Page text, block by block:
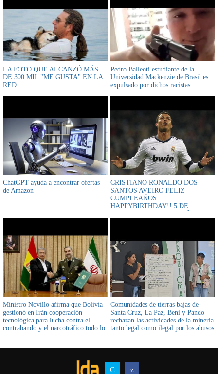
LA FOTO QUE ALCANZÓ MÁS
DE 300 MIL "ME GUSTA" EN LA
RED
Pedro Balleoti estudiante de la
Universidad Mackenzie de Brasil es
expulsado por dichos racistas
ChatGPT ayuda a encontrar ofertas
de Amazon
CRISTIANO RONALDO DOS
SANTOS AVEIRO FELIZ
CUMPLEAÑOS
HAPPYBIRTHDAY!! 5 DE
Ministro Novillo afirma que Bolivia
gestionó en Irán cooperación
tecnológica para lucha contra el
contrabando y el narcotráfico todo lo
Comunidades de tierras bajas de
Santa Cruz, La Paz, Beni y Pando
rechazan las actividades de la minería
tanto legal como ilegal por los abusos